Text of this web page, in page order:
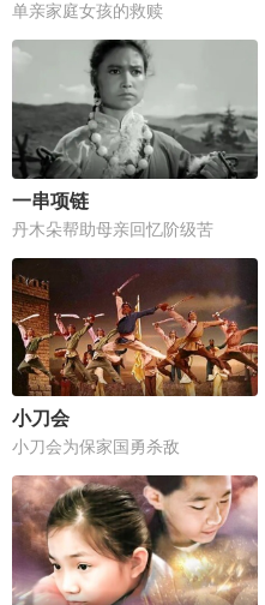
单亲家庭女孩的救赎
一串项链
丹木朵帮助母亲回忆阶级苦
小刀会
小刀会为保家国勇杀敌